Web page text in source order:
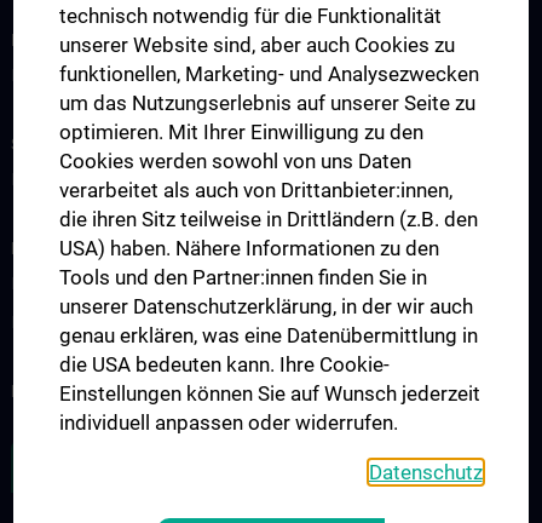
INFORMATIONEN FÜR PATIENT:INNEN
Leistungen
STUDIUM, AUS- UND WEITERBILDUNG
Doktoratsprogramme
FORSCHUNG
Forschungsprojekte
NEWSLETTER
technisch notwendig für die Funktionalität
unserer Website sind, aber auch Cookies zu
funktionellen, Marketing- und Analysezwecken
um das Nutzungserlebnis auf unserer Seite zu
optimieren. Mit Ihrer Einwilligung zu den
Cookies werden sowohl von uns Daten
verarbeitet als auch von Drittanbieter:innen,
die ihren Sitz teilweise in Drittländern (z.B. den
USA) haben. Nähere Informationen zu den
Tools und den Partner:innen finden Sie in
unserer Datenschutzerklärung, in der wir auch
genau erklären, was eine Datenübermittlung in
die USA bedeuten kann. Ihre Cookie-
Einstellungen können Sie auf Wunsch jederzeit
individuell anpassen oder widerrufen.
Datenschutz